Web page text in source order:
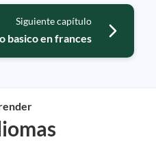
Siguiente capítulo
basico en frances